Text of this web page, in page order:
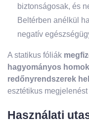
biztonságosak, és
Beltérben anélkül
negatív
A statikus fóliák
hagyományos
redőnyrendszerek
esztétikus
Használati